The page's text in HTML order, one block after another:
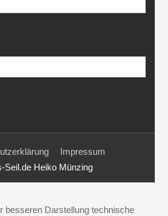
Impressum
Seil.de Heiko Münzing
besseren Darstellung technische